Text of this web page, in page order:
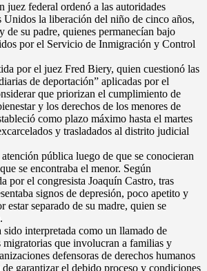
federal ordenó a las autoridades
Unidos la liberación del niño de cinco años,
de su padre, quienes permanecían bajo
por el Servicio de Inmigración y Control
por el juez Fred Biery, quien cuestionó las
de deportación” aplicadas por el
que priorizan el cumplimiento de
y los derechos de los menores de
como plazo máximo hasta el martes
y trasladados al distrito judicial
pública luego de que se conocieran
se encontraba el menor. Según
por el congresista Joaquín Castro, tras
signos de depresión, poco apetito y
estar separado de su madre, quien se
interpretada como un llamado de
migratorias que involucran a familias y
defensoras de derechos humanos
garantizar el debido proceso y condiciones